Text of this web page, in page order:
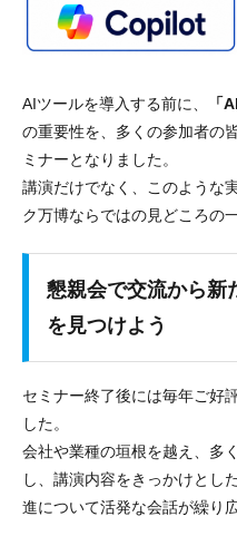
AIツールを導入する前に、 「
の重要性を、多くの参加者の
ミナーとなりました。
講演だけでなく、このような
ク万博ならではの見どころの
懇親会で交流から新
を見つけよう
セミナー終了後には毎年ご好
した。
会社や業種の垣根を越え、多
し、講演内容をきっかけとし
進について活発な会話が繰り